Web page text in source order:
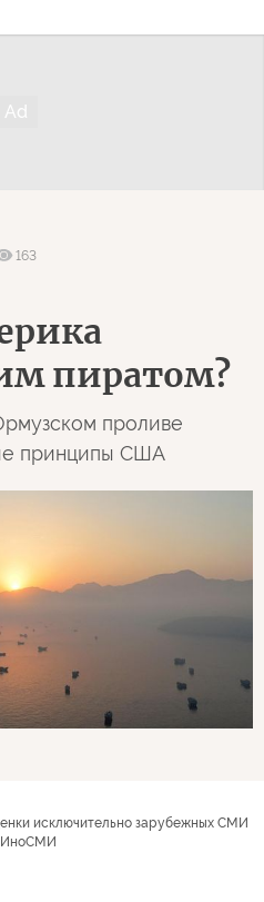
163
пиратом?
проливе
принципы США
исключительно зарубежных СМИ
ИноСМИ